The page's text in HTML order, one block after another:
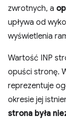
zwrotnych, a
upływa od
wyświetlenia
Wartość INP
opuści stronę.
reprezentuje
okresie jej
strona była